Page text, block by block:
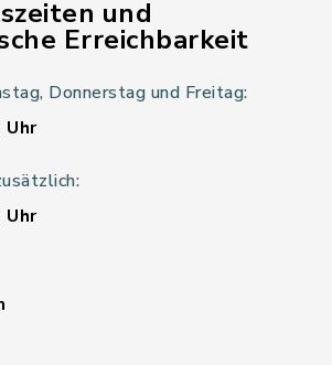
und
Erreichbarkeit
Donnerstag und Freitag:
Uhr
Uhr